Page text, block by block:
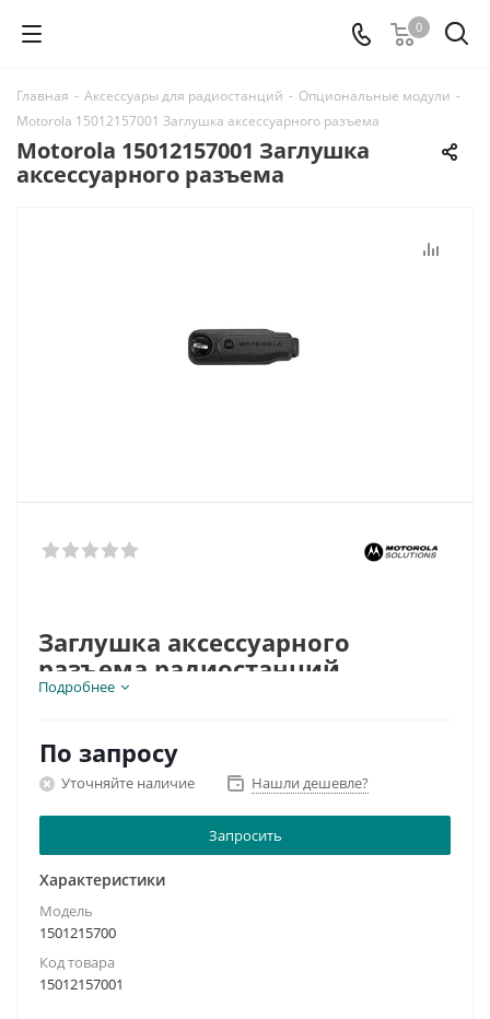
0
Главная - Аксессуары для радиостанций - Опциональные модули -
Motorola 15012157001 Заглушка аксессуарного разъема
Motorola 15012157001 Заглушка
аксессуарного разъема
Заглушка аксессуарного
разъема радиостанций
MOTOTRBO
Подробнее
По запросу
Уточняйте наличие Нашли дешевле?
Запросить
Характеристики
Модель
1501215700
Код товара
15012157001